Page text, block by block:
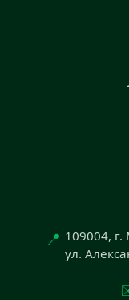
📍 109004, г.
ул.